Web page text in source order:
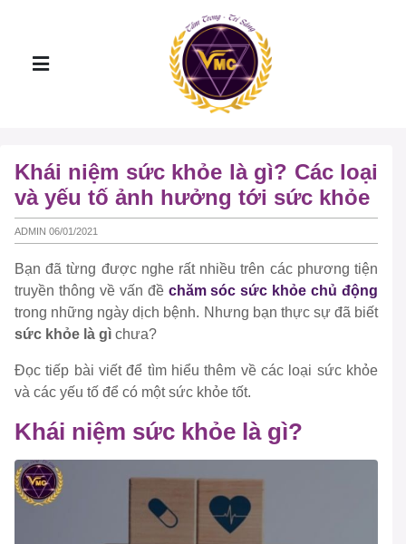
Khái niệm sức khỏe là gì? Các loại
và yếu tố ảnh hưởng tới sức khỏe
ADMIN 06/01/2021
Bạn đã từng được nghe rất nhiều trên các phương tiện
truyền thông về vấn đề chăm sóc sức khỏe chủ động
trong những ngày dịch bệnh. Nhưng bạn thực sự đã biết
sức khỏe là gì chưa?
Đọc tiếp bài viết để tìm hiểu thêm về các loại sức khỏe
và các yếu tố để có một sức khỏe tốt.
Khái niệm sức khỏe là gì?